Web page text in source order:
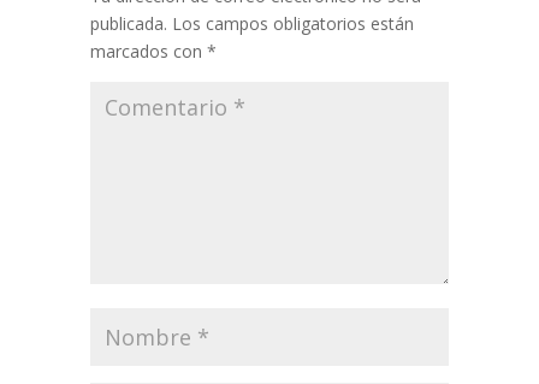
publicada. Los campos obligatorios están
marcados con *